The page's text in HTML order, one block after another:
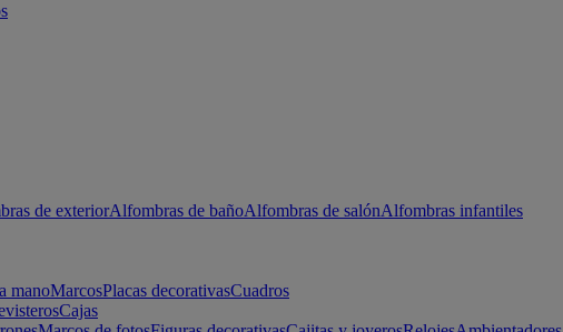
de exteriorAlfombras de bañoAlfombras de salónAlfombras infantiles
manoMarcosPlacas decorativasCuadros
Cajas